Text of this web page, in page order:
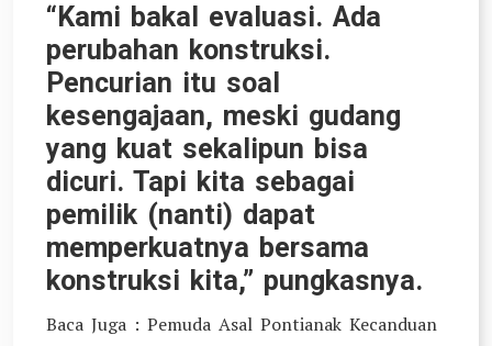
“Kami bakal evaluasi. Ada
perubahan konstruksi.
Pencurian itu soal
kesengajaan, meski gudang
yang kuat sekalipun bisa
dicuri. Tapi kita sebagai
pemilik (nanti) dapat
memperkuatnya bersama
konstruksi kita,” pungkasnya.
Baca Juga : Pemuda Asal Pontianak Kecanduan